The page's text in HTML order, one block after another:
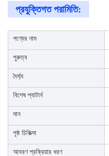
প্রযুক্তিগত পরামিতি:
পণ্যের নাম
পুরুত্ব
দৈর্ঘ্য
বিশেষ প্যাটার্ন
মান
পৃষ্ঠ চিকিত্সা
আবরণ প্রক্রিয়ার ধরণ